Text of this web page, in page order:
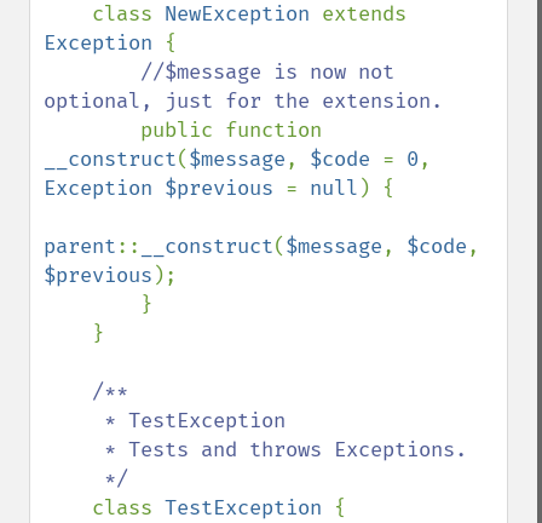
class NewException
Exception {
//$message is now not
optional, just for the extension.
__construct($message, $code = 0
Exception $previous = null ) {
parent:: __construct($message, $code
$previous );
/**
class TestException {